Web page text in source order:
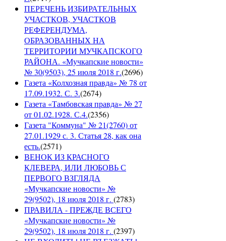
ПЕРЕЧЕНЬ ИЗБИРАТЕЛЬНЫХ
УЧАСТКОВ, УЧАСТКОВ
РЕФЕРЕНДУМА,
ОБРАЗОВАННЫХ НА
ТЕРРИТОРИИ МУЧКАПСКОГО
РАЙОНА. «Мучкапские новости»
№ 30(9503), 25 июля 2018 г.(2696)
Газета «Колхозная правда» № 78 от
17.09.1932. С. 3.(2674)
Газета «Тамбовская правда» № 27
от 01.02.1928. С.4.(2356)
Газета "Коммуна" № 21(2760) от
27.01.1929 с. 3. Статья 28, как она
есть.(2571)
ВЕНОК ИЗ КРАСНОГО
КЛЕВЕРА, ИЛИ ЛЮБОВЬ С
ПЕРВОГО ВЗГЛЯДА
«Мучкапские новости» №
29(9502), 18 июля 2018 г. (2783)
ПРАВИЛА - ПРЕЖДЕ ВСЕГО
«Мучкапские новости» №
29(9502), 18 июля 2018 г. (2397)